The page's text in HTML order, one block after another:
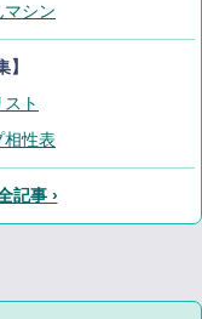
マシン
】
ト
相性表
記事 ›